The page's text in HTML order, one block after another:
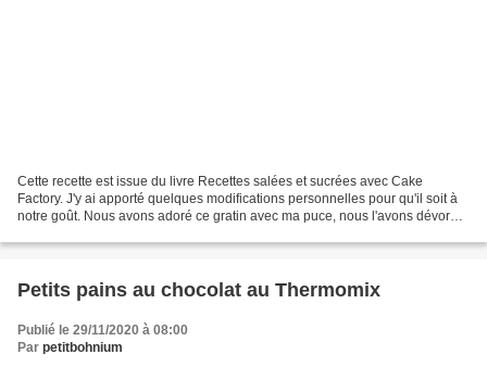
Cette recette est issue du livre Recettes salées et sucrées avec Cake
Factory. J'y ai apporté quelques modifications personnelles pour qu'il soit à
notre goût. Nous avons adoré ce gratin avec ma puce, nous l'avons dévoré à
Petits pains au chocolat au Thermomix
Publié le 29/11/2020 à 08:00
Par petitbohnium